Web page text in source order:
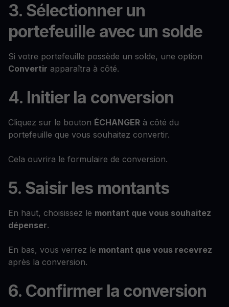
3. Sélectionner un
portefeuille avec un solde
Si votre portefeuille possède un solde, une option
Convertir apparaîtra à côté.
4. Initier la conversion
Cliquez sur le bouton ÉCHANGER à côté du
portefeuille que vous souhaitez convertir.
Cela ouvrira le formulaire de conversion.
5. Saisir les montants
En haut, choisissez le montant que vous souhaitez
dépenser.
En bas, vous verrez le montant que vous recevrez
après la conversion.
6. Confirmer la conversion